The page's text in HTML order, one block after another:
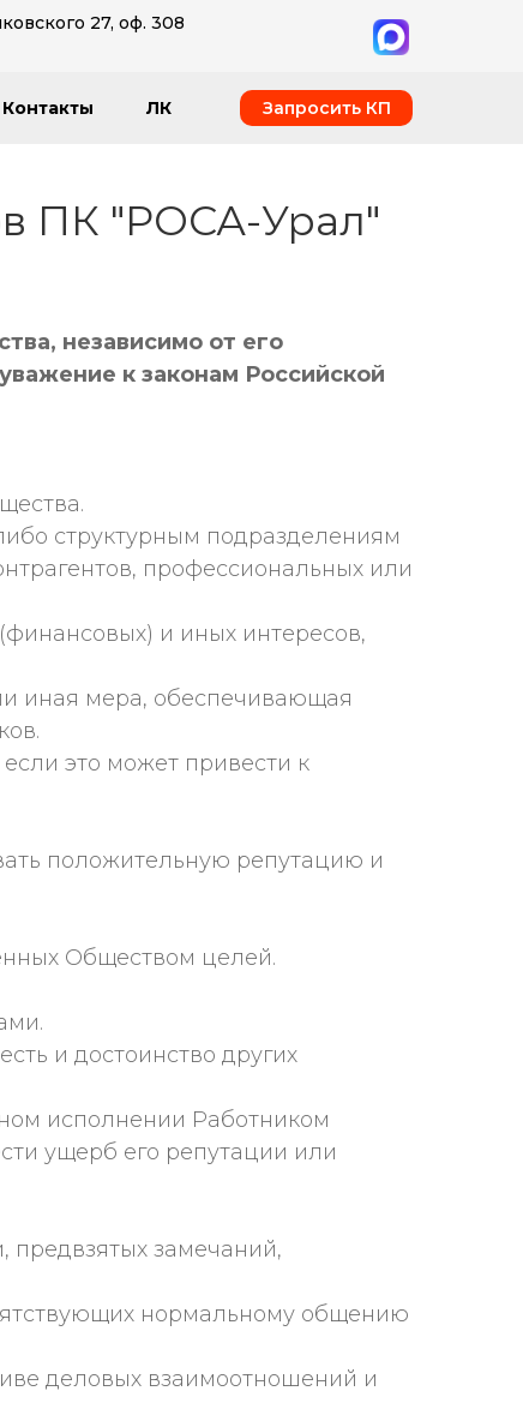
ЛК
Контакты Запросить КП
27, оф. 308
ПК "РОСА-Урал"
независимо от его
к законам Российской
структурным подразделениям
профессиональных или
и иных интересов,
иная мера, обеспечивающая
это может привести к
положительную репутацию и
Обществом целей.
и достоинство других
исполнении Работником
ущерб его репутации или
предвзятых замечаний,
нормальному общению
деловых взаимоотношений и